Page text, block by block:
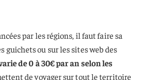
par les régions, il faut faire sa
guichets ou sur les sites web des
de 0 à 30€ par an selon les
de voyager sur tout le territoire